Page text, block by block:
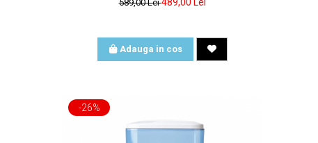
589,00 Lei
Adauga in cos
-26%